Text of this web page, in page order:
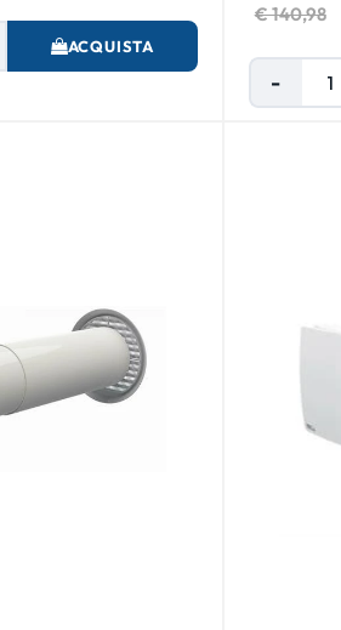
ACQUISTA
€ 140,98